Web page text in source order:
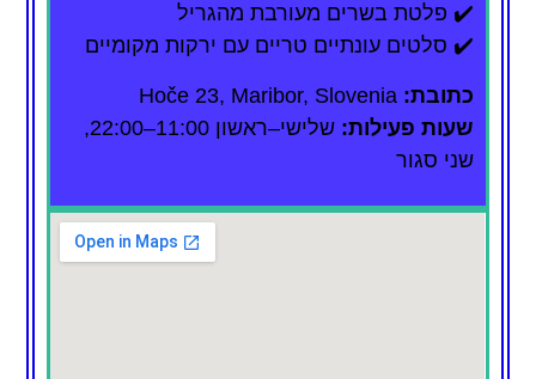
✔️ פלטת בשרים מעורבת מהגריל
✔️ סלטים עונתיים טריים עם ירקות מקומיים
כתובת: Hoče 23, Maribor, Slovenia
שעות פעילות:
שלישי–ראשון 11:00–22:00,
שני סגור